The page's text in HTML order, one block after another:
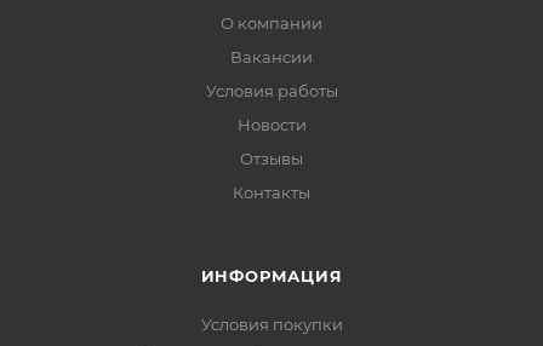
О компании
Вакансии
Условия работы
Новости
Отзывы
Контакты
ИНФОРМАЦИЯ
Условия покупки